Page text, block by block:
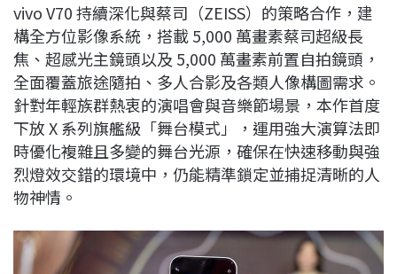
vivo V70 持續深化與蔡司（ZEISS）的策略合作，建
構全方位影像系統，搭載 5,000 萬畫素蔡司超級長
焦、超感光主鏡頭以及 5,000 萬畫素前置自拍鏡頭，
全面覆蓋旅途隨拍、多人合影及各類人像構圖需求。
針對年輕族群熱衷的演唱會與音樂節場景，本作首度
下放 X 系列旗艦級「舞台模式」，運用強大演算法即
時優化複雜且多變的舞台光源，確保在快速移動與強
烈燈效交錯的環境中，仍能精準鎖定並捕捉清晰的人
物神情。